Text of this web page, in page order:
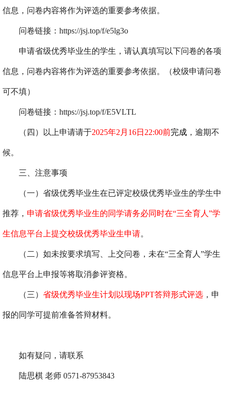
信息，问卷内容将作为评选的重要参考依据。
问卷链接： https://jsj.top/f/e5lg3o
申请省级优秀毕业生的学生，请认真填写以下问卷的各项
信息，问卷内容将作为评选的重要参考依据。（校级申请问卷
可不填）
问卷链接： https://jsj.top/f/E5VLTL
（四）以上申请请于2025年2 月 16日 22:00前完成 ，逾期不
候。
三、注意事项
（一）省级优秀毕业生在已评定校级优秀毕业生的学生中
推荐， 申请省级优秀毕业生的同学请务必同时在“三全育人”学
生信息平台上提交校级优秀毕业生申请。
（二）如未按要求填写、上交问卷，未在“三全育人”学生
信息平台上申报等将取消参评资格。
（三） 省级优秀毕业生计划以现场PPT答辩形式评选 ，申
报的同学可提前准备答辩材料。
如有疑问，请联系
陆思棋 老师 0571-87953843